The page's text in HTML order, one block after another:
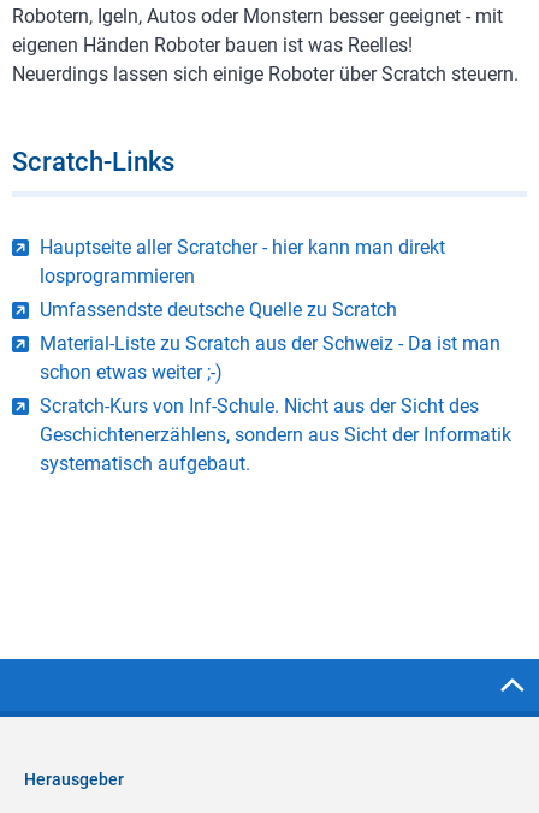
Robotern, Igeln, Autos oder Monstern besser geeignet - mit
eigenen Händen Roboter bauen ist was Reelles!
Neuerdings lassen sich einige Roboter über Scratch steuern.
Scratch-Links
Hauptseite aller Scratcher - hier kann man direkt
losprogrammieren
Umfassendste deutsche Quelle zu Scratch
Material-Liste zu Scratch aus der Schweiz - Da ist man
schon etwas weiter ;-)
Scratch-Kurs von Inf-Schule. Nicht aus der Sicht des
Geschichtenerzählens, sondern aus Sicht der Informatik
systematisch aufgebaut.
Herausgeber